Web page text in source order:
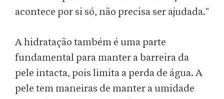
acontece por si só, não precisa ser ajudada."
A hidratação também é uma parte
fundamental para manter a barreira da
pele intacta, pois limita a perda de água. A
pele tem maneiras de manter a umidade